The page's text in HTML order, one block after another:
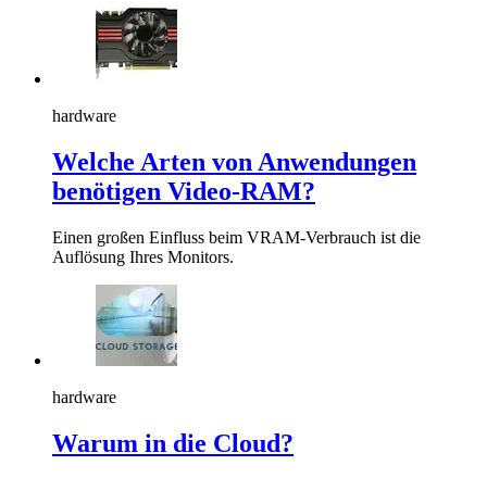
hardware
Welche Arten von Anwendungen
benötigen Video-RAM?
Einen großen Einfluss beim VRAM-Verbrauch ist die
Auflösung Ihres Monitors.
hardware
Warum in die Cloud?